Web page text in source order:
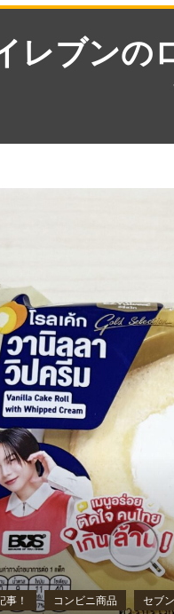
レブンの
事！ コンビニ商品 セブ